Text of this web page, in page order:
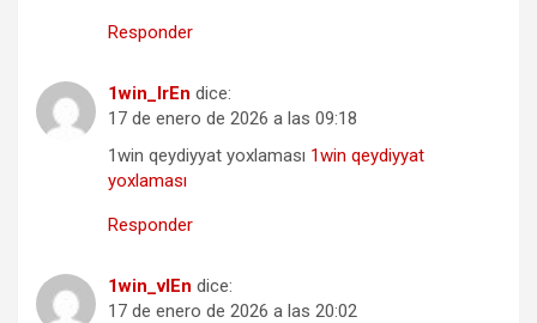
Responder
1win_lrEn dice:
17 de enero de 2026 a las 09:18
1win qeydiyyat yoxlaması 1win qeydiyyat
yoxlaması
Responder
1win_vlEn dice:
17 de enero de 2026 a las 20:02